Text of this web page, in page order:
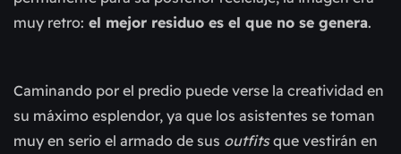
muy retro: el mejor residuo es el que no se genera.
Caminando por el predio puede verse la creatividad en
su máximo esplendor, ya que los asistentes se toman
muy en serio el armado de sus outfitsque vestirán en